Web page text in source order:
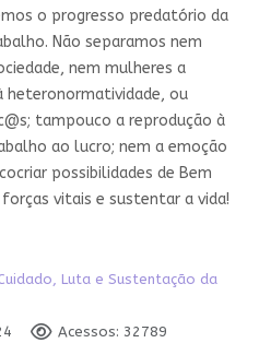
o progresso predatório da
Não separamos nem
nem mulheres a
heteronormatividade, ou
tampouco a reprodução à
ao lucro; nem a emoção
possibilidades de Bem
vitais e sustentar a vida!
Luta e Sustentação da
Acessos: 32789